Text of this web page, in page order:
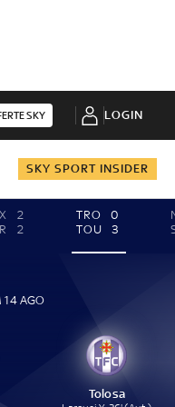
SKY LOGIN
SKY SPORT INSIDER
2
2
TRO
0
TOU
3
14 AGO
Tolosa